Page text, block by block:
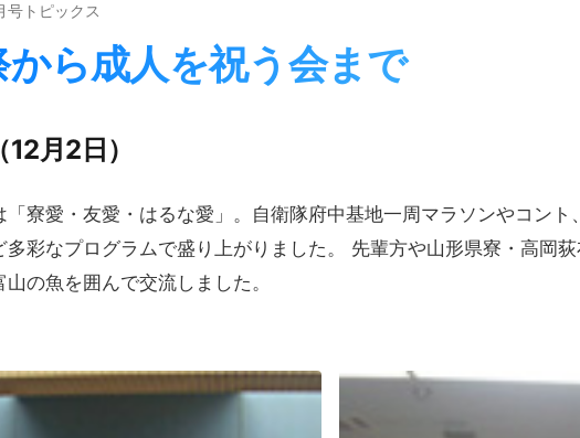
号トピックス
から​成人を​祝う​会まで
月2日）
「寮愛・友愛・はるな愛」。自衛隊府中基地一周マラソンやコント
多彩なプログラムで盛り上がりました。 先輩方や山形県寮・高岡
山の魚を囲んで交流しました。